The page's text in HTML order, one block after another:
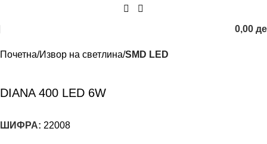
0,00
Почетна Извор на светлина SMD LED
DIANA 400 LED 6W
ШИФРА: 22008